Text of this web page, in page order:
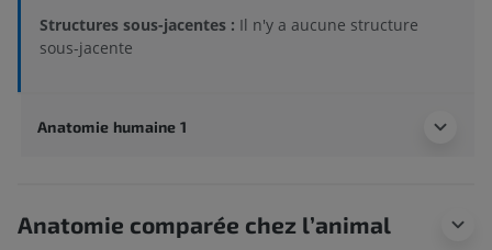
Structures sous-jacentes : Il n'y a aucune structure
sous-jacente
Anatomie humaine 1
Anatomie comparée chez l’animal